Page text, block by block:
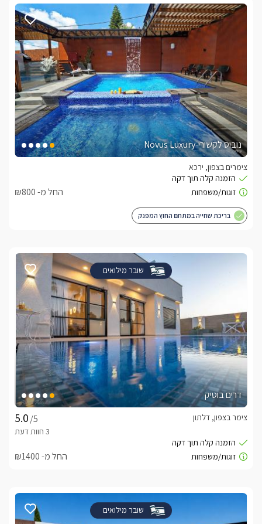
נובוס לקשורי-Novus Luxury
צימרים בצפון, ירכא
החל מ- ₪800
בריכת שחייה במתחם החוץ המפנק
שובר מילואים
דרים בוטיק
/5
צימר בצפון, דלתון
החל מ- ₪1400
שובר מילואים